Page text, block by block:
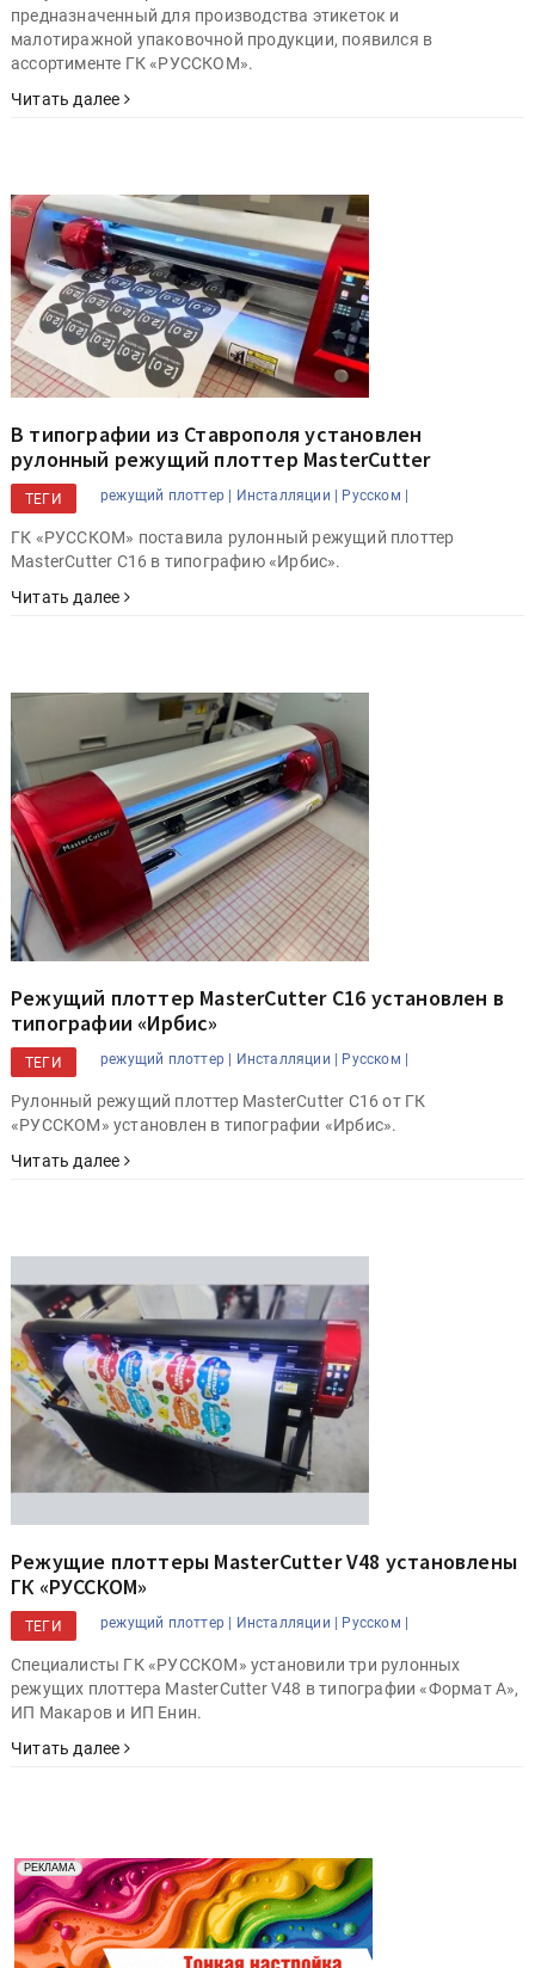
предназначенный для производства этикеток и
малотиражной упаковочной продукции, появился в
ассортименте ГК «РУССКОМ».
Читать далее
В типографии из Ставрополя установлен
рулонный режущий плоттер MasterCutter
ТЕГИ режущий плоттер | Инсталляции | Русском |
ГК «РУССКОМ» поставила рулонный режущий плоттер
MasterCutter С16 в типографию «Ирбис».
Читать далее
Режущий плоттер MasterCutter С16 установлен в
типографии «Ирбис»
ТЕГИ режущий плоттер | Инсталляции | Русском |
Рулонный режущий плоттер MasterCutter С16 от ГК
«РУССКОМ» установлен в типографии «Ирбис».
Читать далее
Режущие плоттеры MasterCutter V48 установлены
ГК «РУССКОМ»
ТЕГИ режущий плоттер | Инсталляции | Русском |
Специалисты ГК «РУССКОМ» установили три рулонных
режущих плоттера MasterCutter V48 в типографии «Формат А»,
ИП Макаров и ИП Енин.
Читать далее
РЕКЛАМА
Реклама. Рекламодатель ООО "Передовые Системы
Печати" erid: 2SDnjd2d4Qz